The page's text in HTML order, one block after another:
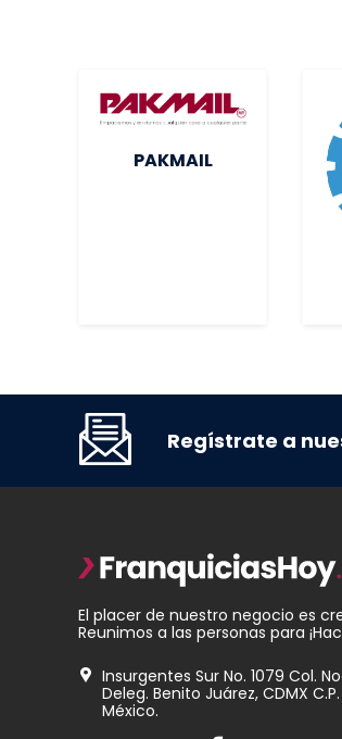
PAKMAIL
Regístrate a
El placer de nuestro negocio es
Reunimos a las personas para
Insurgentes Sur No. 1079 Col.
Deleg. Benito Juárez, CDMX
México.